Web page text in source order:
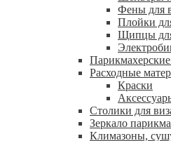
Фены для
Плойки
Щипцы
Расходные
Краски
Столики для
Зеркало
Климазоны,